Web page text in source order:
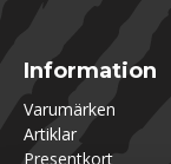
Information
Varumärken
Artiklar
Presentkort